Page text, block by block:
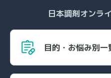
日本調剤オンラ
目的・お悩み別一